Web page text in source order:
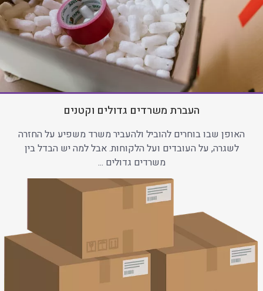
העברת משרדים גדולים וקטנים
האופן שבו בוחרים להוביל ולהעביר משרד משפיע על החזרה
לשגרה, על העובדים ועל הלקוחות. אבל למה יש הבדל בין
משרדים גדולים ...